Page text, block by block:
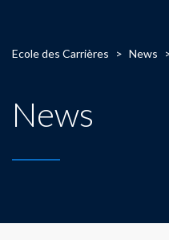
Ecole des Carrières > News
News